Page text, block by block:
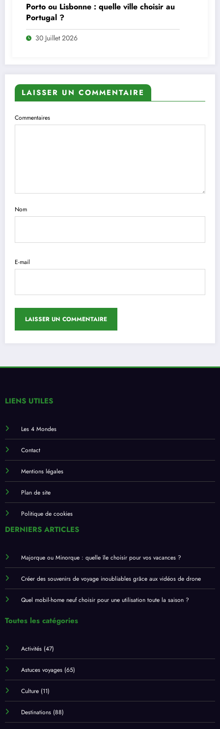
Porto ou Lisbonne : quelle ville choisir au
Portugal ?
30 Juillet 2026
LAISSER UN COMMENTAIRE
Commentaires
Nom
E-mail
LIENS UTILES
Les 4 Mondes
Contact
Mentions légales
Plan de site
Politique de cookies
DERNIERS ARTICLES
Majorque ou Minorque : quelle île choisir pour vos vacances ?
Créer des souvenirs de voyage inoubliables grâce aux vidéos de drone
Quel mobil-home neuf choisir pour une utilisation toute la saison ?
Toutes les catégories
Activités(47)
Astuces voyages(65)
Culture(11)
Destinations(88)